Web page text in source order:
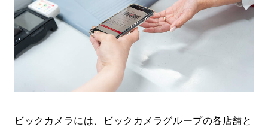
ビックカメラには、ビックカメラグループの各店舗と